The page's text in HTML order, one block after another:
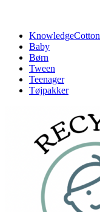
KnowledgeCotton
Baby
Børn
Tween
Teenager
Tøjpakker